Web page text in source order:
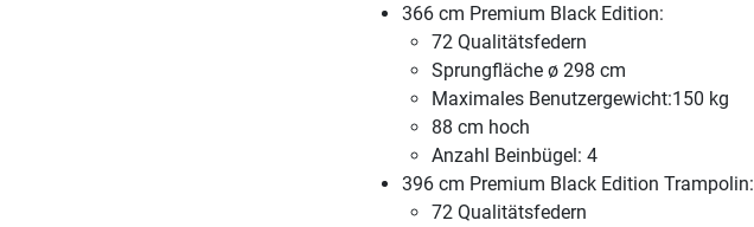
366 cm Premium Black Edition:
72 Qualitätsfedern
Sprungfläche ø 298 cm
Maximales Benutzergewicht:150 kg
88 cm hoch
Anzahl Beinbügel: 4
396 cm Premium Black Edition Trampolin:
72 Qualitätsfedern